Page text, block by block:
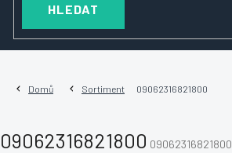
HLEDAT
Domů Sortiment 09062316821800
09062316821800 09062316821800